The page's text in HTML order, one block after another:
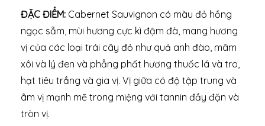
ĐẶC ĐIỂM: Cabernet Sauvignon có màu đỏ hồng
ngọc sẫm, mùi hương cực kì đậm đà, mang hương
vị của các loại trái cây đỏ như quả anh đào, mâm
xôi và lý đen và phẳng phất hương thuốc lá và tro,
hạt tiêu trắng và gia vị. Vị giữa có độ tập trung và
âm vị mạnh mẽ trong miệng với tannin đầy đặn và
tròn vị.